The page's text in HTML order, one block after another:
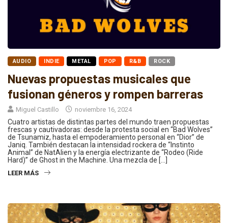
AUDIO INDIE METAL POP R&B ROCK
Nuevas propuestas musicales que
fusionan géneros y rompen barreras
Miguel Castillo noviembre 16, 2024
Cuatro artistas de distintas partes del mundo traen propuestas
frescas y cautivadoras: desde la protesta social en “Bad Wolves”
de Tsunamiz, hasta el empoderamiento personal en “Dior” de
Janiq. También destacan la intensidad rockera de “Instinto
Animal” de NatAlien y la energía electrizante de “Rodeo (Ride
Hard)” de Ghost in the Machine. Una mezcla de […]
LEER MÁS